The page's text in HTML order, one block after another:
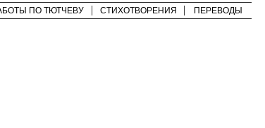
ПО ТЮТЧЕВУ СТИХОТВОРЕНИЯ ПЕРЕВОДЫ